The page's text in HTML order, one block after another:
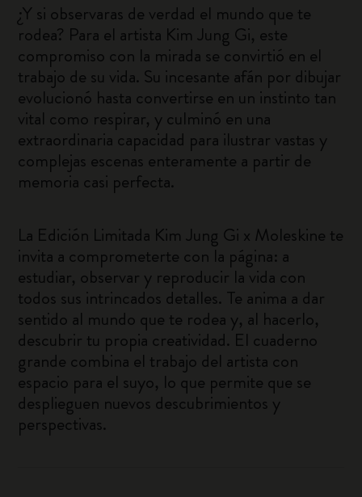
¿Y si observaras de verdad el mundo que te
rodea? Para el artista Kim Jung Gi, este
compromiso con la mirada se convirtió en el
trabajo de su vida. Su incesante afán por dibujar
evolucionó hasta convertirse en un instinto tan
vital como respirar, y culminó en una
extraordinaria capacidad para ilustrar vastas y
complejas escenas enteramente a partir de
memoria casi perfecta.
La Edición Limitada Kim Jung Gi x Moleskine te
invita a comprometerte con la página: a
estudiar, observar y reproducir la vida con
todos sus intrincados detalles. Te anima a dar
sentido al mundo que te rodea y, al hacerlo,
descubrir tu propia creatividad. El cuaderno
grande combina el trabajo del artista con
espacio para el suyo, lo que permite que se
desplieguen nuevos descubrimientos y
perspectivas.